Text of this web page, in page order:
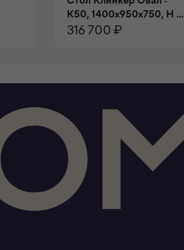
К50, 1400x950х750, H ...
316 700 ₽